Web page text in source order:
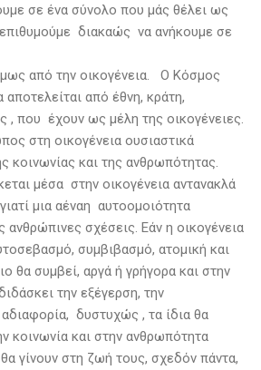
σε ένα σύνολο που μάς θέλει ως
διακαώς να ανήκουμε σε
από την οικογένεια. Ο Κόσμος
από έθνη, κράτη,
, που έχουν ως μέλη της οικογένειες.
στη οικογένεια ουσιαστικά
κοινωνίας και της ανθρωπότητας.
μέσα στην οικογένεια αντανακλά
μια αέναη αυτοομοιότητα
ανθρώπινες σχέσεις. Εάν η οικογένεια
συμβιβασμό, ατομική και
θα συμβεί, αργά ή γρήγορα και στην
την εξέγερση, την
αδιαφορία, δυστυχώς , τα ίδια θα
κοινωνία και στην ανθρωπότητα
γίνουν στη ζωή τους, σχεδόν πάντα,